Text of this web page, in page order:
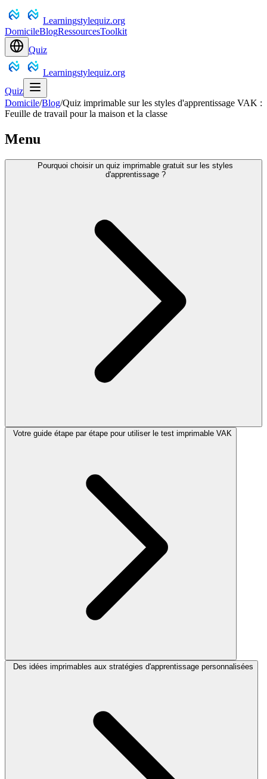
Learningstylequiz.org
DomicileBlogRessourcesToolkit
Quiz
Learningstylequiz.org
Quiz
Domicile/Blog/Quiz imprimable sur les styles d'apprentissage VAK :
Feuille de travail pour la maison et la classe
Menu
Pourquoi choisir un quiz imprimable gratuit sur les styles
d'apprentissage ?
Votre guide étape par étape pour utiliser le test imprimable VAK
Des idées imprimables aux stratégies d'apprentissage personnalisées